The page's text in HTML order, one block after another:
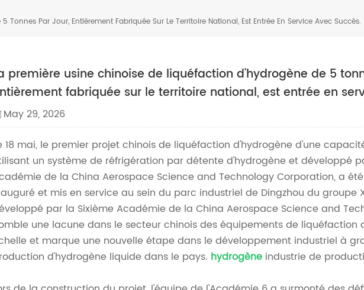
Tonnes Par Jour, Entièrement Fabriquée Sur Le Territoire National, Est Entrée En Service Avec Succès.
première usine chinoise de liquéfaction d'hydrogène de 5
fabriquée sur le territoire national, est entrée en
May 29, 2026
18 mai, le premier projet chinois de liquéfaction d'hydrogène d'une
un système de réfrigération par détente d'hydrogène et développé
de la China Aerospace Science and Technology Corporation, a
et mis en service au sein du parc industriel de Dingzhou du groupe
par la Sixième Académie de la China Aerospace Science and
une lacune dans le secteur chinois des équipements de liquéfaction
et marque une nouvelle étape dans le développement industriel à
d'hydrogène liquide dans le pays. hydrogèneindustrie de